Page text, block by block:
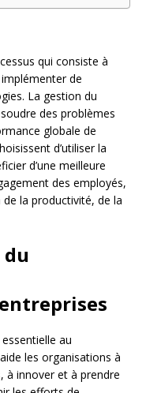
qui consiste à
de
La gestion du
des problèmes
globale de
d’utiliser la
d’une meilleure
des employés,
la productivité, de la
au
les organisations à
à innover et à prendre